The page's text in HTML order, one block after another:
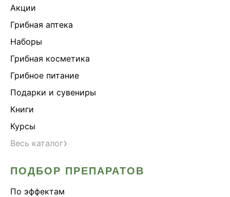
Акции
Грибная аптека
Наборы
Грибная косметика
Грибное питание
Подарки и сувениры
Книги
Курсы
Весь каталог›
ПОДБОР ПРЕПАРАТОВ
По эффектам